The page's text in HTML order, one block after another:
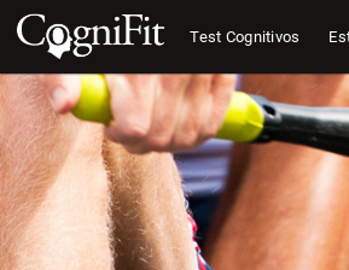
Test Cognitivos